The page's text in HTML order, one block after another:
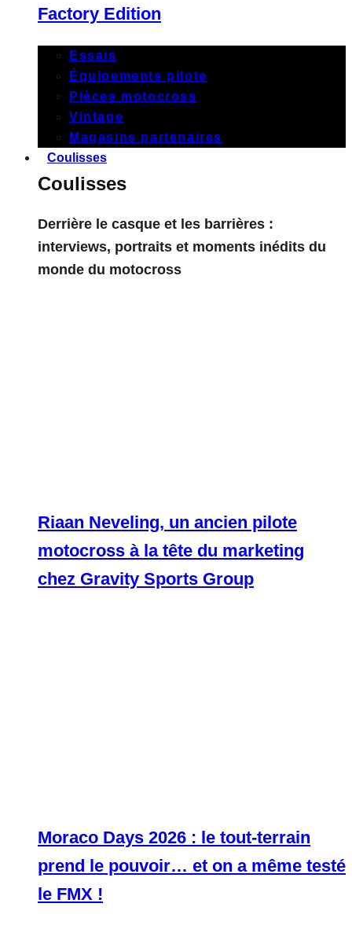
Factory Edition
Essais
Équipements pilote
Pièces motocross
Vintage
Magasins partenaires
Coulisses
Coulisses
Derrière le casque et les barrières :
interviews, portraits et moments inédits du
monde du motocross
Riaan Neveling, un ancien pilote
motocross à la tête du marketing
chez Gravity Sports Group
Moraco Days 2026 : le tout-terrain
prend le pouvoir… et on a même testé
le FMX !